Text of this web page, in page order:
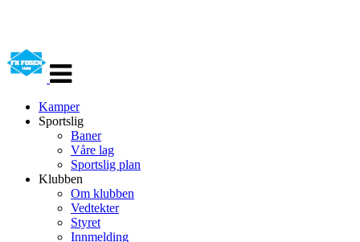
navigasjon
Kamper
Sportslig
Baner
Våre lag
Sportslig plan
Klubben
Om klubben
Vedtekter
Styret
Innmelding